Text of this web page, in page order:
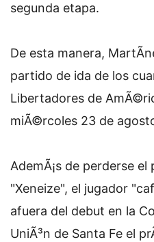
segunda etapa.
De esta manera,
partido de ida de los
Libertadores de
miÃ©rcoles 23 de
AdemÃ¡s de perderse
"Xeneize", el jugador
afuera del debut en la
UniÃ³n de Santa Fe el